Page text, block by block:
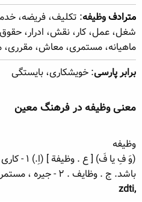
مترادفوظیفه: تکلیف، فریضه،
شغل، عمل، کار، نقش، ادرار،
ماهیانه، مستمری، معاش،
برابر پارسی: خویشکاری، بایستگی
معنی وظیفه در فرهنگ معین​
وظیفه
(وَ فِ یا فَ)
باشد. ج . وظایف . ۲ - جیره ، مستمری .
,zdti